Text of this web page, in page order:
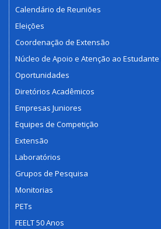
Calendário de Reuniões
Eleições
Coordenação de Extensão
Núcleo de Apoio e Atenção ao Estudante
Oportunidades
Diretórios Acadêmicos
Empresas Juniores
Equipes de Competição
Extensão
Laboratórios
Grupos de Pesquisa
Monitorias
PETs
FEELT 50 Anos